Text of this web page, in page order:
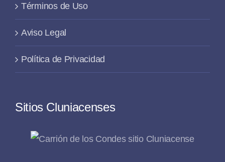
Términos de Uso
Aviso Legal
Política de Privacidad
Sitios Cluniacenses